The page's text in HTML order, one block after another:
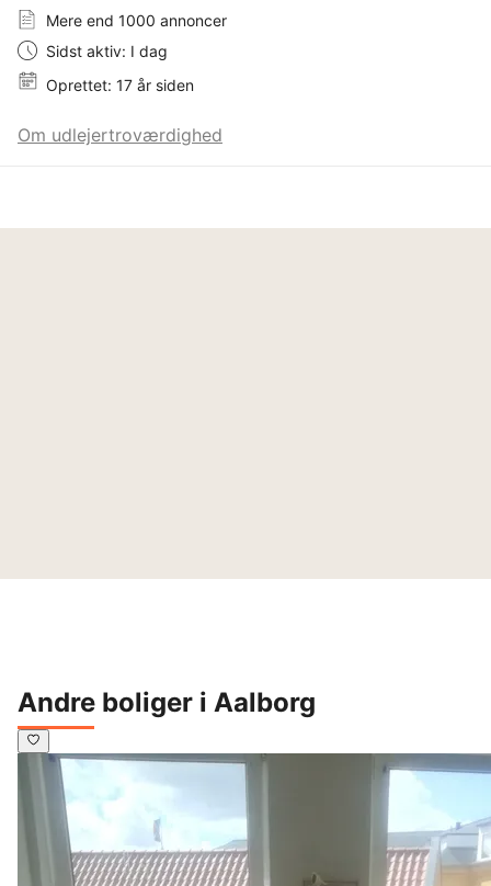
Mere end 1000 annoncer
Sidst aktiv: I dag
Oprettet: 17 år siden
Om udlejertroværdighed
Andre boliger i Aalborg